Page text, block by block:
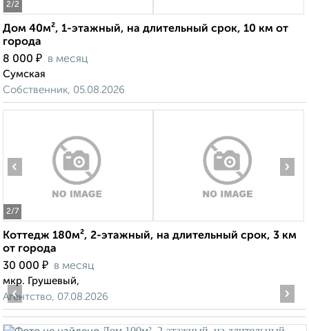
2/2
Дом 40м², 1-этажный, на длительный срок, 10 км от
города
8 000 ₽ в месяц
Сумская
Собственник, 05.08.2026
2/7
‹ ›
Коттедж 180м², 2-этажный, на длительный срок, 3 км
от города
30 000 ₽ в месяц
мкр. Грушевый,
Агентство, 07.08.2026
‹ ›